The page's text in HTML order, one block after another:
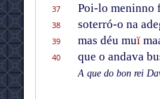
37 Poi-lo meninno
38
soterró-o na
39
mas déu muï
40
que o andava
A que do bon rei